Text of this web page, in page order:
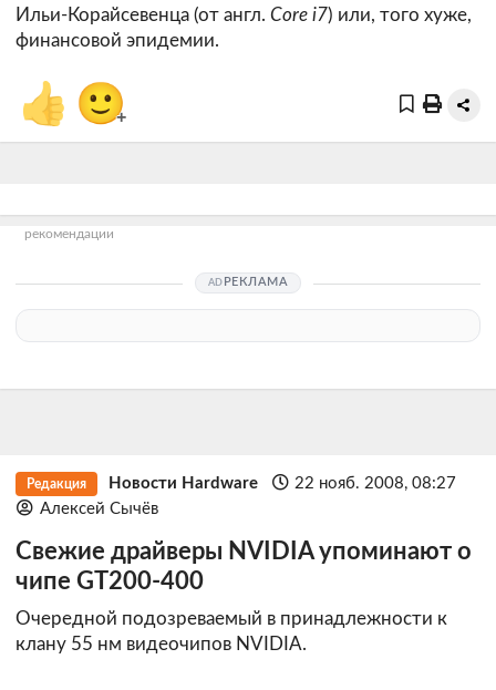
Ильи-Корайсевенца (от англ. Core i7) или, того хуже,
финансовой эпидемии.
👍 🙂+
рекомендации
РЕКЛАМА
Редакция Новости Hardware
22 нояб. 2008, 08:27
Алексей Сычёв
Свежие драйверы NVIDIA упоминают о
чипе GT200-400
Очередной подозреваемый в принадлежности к
клану 55 нм видеочипов NVIDIA.